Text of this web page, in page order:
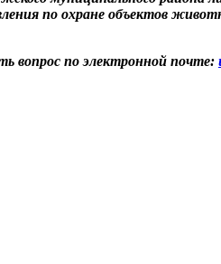
по охране объектов
вопрос по электронной почте: